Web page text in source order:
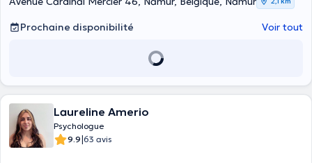
Prochaine disponibilité Voir tout
Laureline Amerio
Psychologue
9.9|63 avis